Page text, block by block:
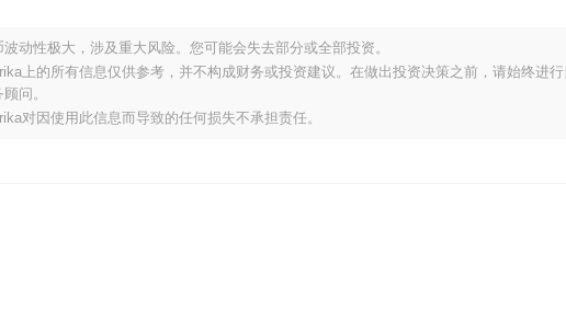
的独特之处是什么？
(DCHF) 由于与瑞士法郎的独特挂钩而在其他加密货币中脱颖而出，提供了一种相对不那
心化治理模型，使用户能够影响协议决策，增强社区参与度。与其他代币相比，DCHF在
际应用进一步使其在DeFi生态系统中与众不同。
波动性极大，涉及重大风险。您可能会失去部分或全部投资。
上的所有信息仅供参考，并不构成财务或投资建议。在做出投资决策之前，请始终进
问。
对因使用此信息而导致的任何损失不承担责任。